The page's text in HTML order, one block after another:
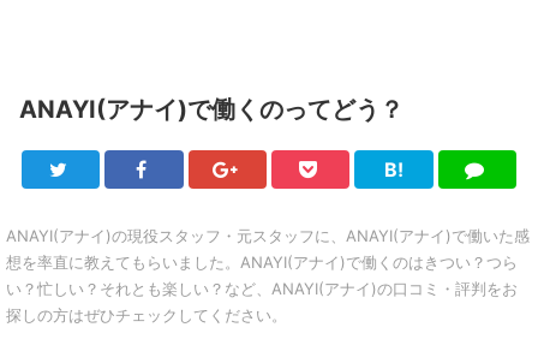
ANAYI(アナイ)で働くのってどう？
Twitter FacebookGoogle+Pocket
B!
は
ブ
LINE
ANAYI(アナイ)の現役スタッフ・元スタッフに、ANAYI(アナイ)で働いた感
想を率直に教えてもらいました。ANAYI(アナイ)で働くのはきつい？つら
い？忙しい？それとも楽しい？など、ANAYI(アナイ)の口コミ・評判をお
探しの方はぜひチェックしてください。